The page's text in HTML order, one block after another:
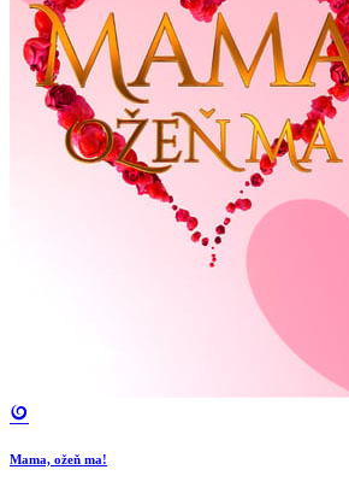
Mama, ožeň ma!